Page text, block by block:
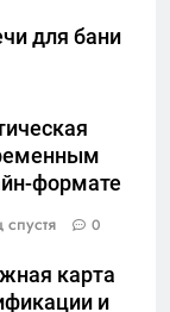
для бани
формате
спустя 0
карта
и